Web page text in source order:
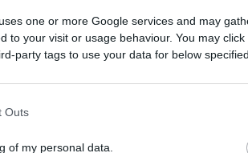
one or more Google services and may
to your visit or usage behaviour. You may
party tags to use your data for below
Outs
of my personal data.